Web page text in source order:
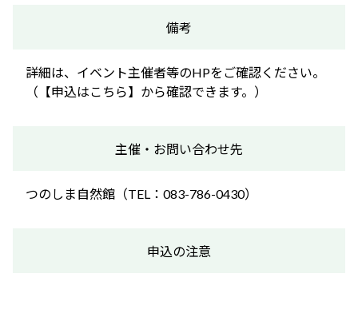
備考
詳細は、イベント主催者等のHPをご確認ください。
（【申込はこちら】から確認できます。）
主催・お問い合わせ先
つのしま自然館（TEL：083-786-0430）
申込の注意